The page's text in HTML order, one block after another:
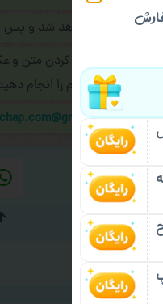
شما ارسال خواهد شد و
(اضافه کردن متن و
هماهنگی لازم را انجام
سفارش: